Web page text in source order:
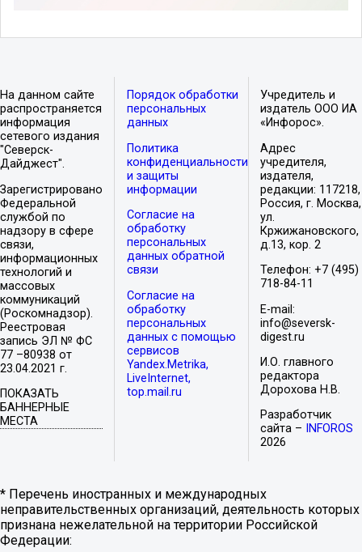
На данном сайте
распространяется
информация
сетевого издания
"Северск-
Дайджест".
Зарегистрировано
Федеральной
службой по
надзору в сфере
связи,
информационных
технологий и
массовых
коммуникаций
(Роскомнадзор).
Реестровая
запись ЭЛ № ФС
77 –80938 от
23.04.2021 г.
ПОКАЗАТЬ
БАННЕРНЫЕ
МЕСТА
Порядок обработки
персональных
данных
Политика
конфиденциальности
и защиты
информации
Согласие на
обработку
персональных
данных обратной
связи
Согласие на
обработку
персональных
данных с помощью
сервисов
Yandex.Metrika,
LiveInternet,
top.mail.ru
Учредитель и
издатель ООО ИА
«Инфорос».
Адрес
учредителя,
издателя,
редакции: 117218,
Россия, г. Москва,
ул.
Кржижановского,
д.13, кор. 2
Телефон: +7 (495)
718-84-11
E-mail:
info@seversk-
digest.ru
И.О. главного
редактора
Дорохова Н.В.
Разработчик
сайта –
INFOROS
2026
* Перечень иностранных и международных
неправительственных организаций, деятельность которых
признана нежелательной на территории Российской
Федерации: